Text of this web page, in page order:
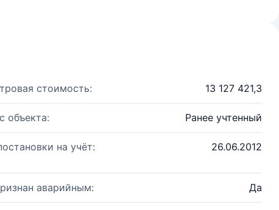
стоимость: 13 127 421,3
объекта: Ранее учтенный
на учёт: 26.06.2012
аварийным: Да